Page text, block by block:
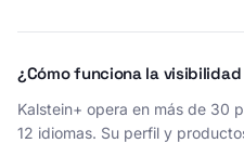
¿Cómo funciona la visibilidad
Kalstein+ opera en más de 30
12 idiomas. Su perfil y